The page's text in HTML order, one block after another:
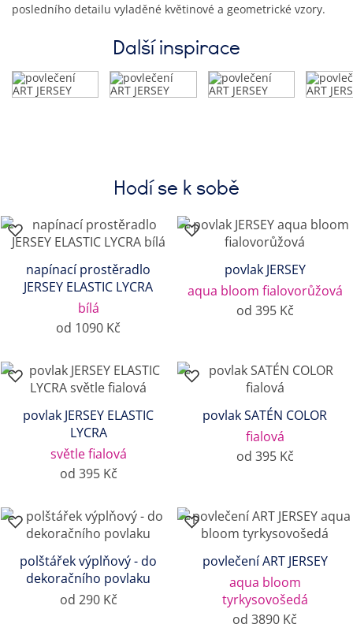
posledního detailu vyladěné květinové a geometrické vzory.
Další inspirace
Hodí se k sobě
napínací prostěradlo
JERSEY ELASTIC LYCRA
bílá
od 1090 Kč
povlak JERSEY
aqua bloom fialovorůžová
od 395 Kč
povlak JERSEY ELASTIC
LYCRA
světle fialová
od 395 Kč
povlak SATÉN COLOR
fialová
od 395 Kč
polštářek výplňový - do
dekoračního povlaku
od 290 Kč
povlečení ART JERSEY
aqua bloom
tyrkysovošedá
od 3890 Kč